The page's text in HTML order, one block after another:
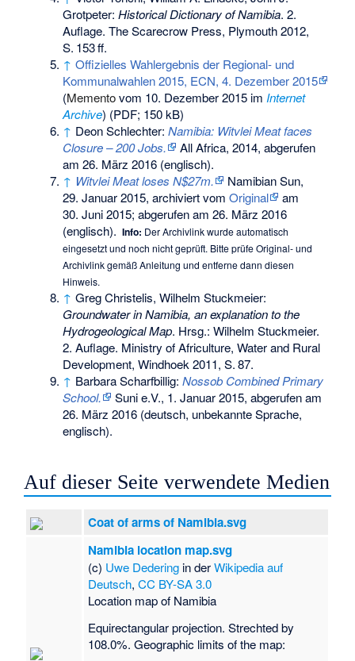
Grotpeter:Historical Dictionary of Namibia. 2.
Auflage. The Scarecrow Press, Plymouth 2012,
S. 153ff.
↑ Offizielles Wahlergebnis der Regional- und
Kommunalwahlen 2015, ECN, 4. Dezember 2015
(Mementovom 10. Dezember 2015 im Internet
Archive) (PDF; 150 kB)
↑ Deon Schlechter:Namibia: Witvlei Meat faces
Closure – 200 Jobs.
All Africa, 2014, abgerufen
am 26. März 2016 (englisch).
↑ Witvlei Meat loses N$27m.
Namibian Sun,
29. Januar 2015, archiviert vomOriginal
am
30. Juni 2015; abgerufen am 26. März 2016
(englisch). Info: Der Archivlink wurde automatisch
eingesetzt und noch nicht geprüft. Bitte prüfe Original- und
Archivlink gemäßAnleitung und entferne dann diesen
Hinweis.
↑ Greg Christelis, Wilhelm Stuckmeier:
Groundwater in Namibia, an explanation to the
Hydrogeological Map. Hrsg.: Wilhelm Stuckmeier.
2. Auflage. Ministry of Africulture, Water and Rural
Development, Windhoek 2011,S.87.
↑ Barbara Scharfbillig:Nossob Combined Primary
School.
Suni e.V., 1. Januar 2015, abgerufen am
26. März 2016 (deutsch, unbekannte Sprache,
englisch).
Auf dieser Seite verwendete Medien
Coat of arms of Namibia.svg
Namibia location map.svg
(c) Uwe Dedering in derWikipedia auf
Deutsch,CC BY-SA 3.0
Location map of Namibia
Equirectangular projection. Strechted by
108.0%. Geographic limits of the map: